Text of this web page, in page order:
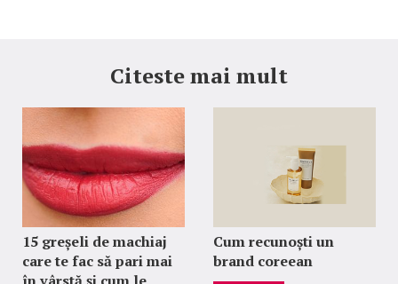
Citeste mai mult
15 greșeli de machiaj
care te fac să pari mai
Cum recunoști un
brand coreean